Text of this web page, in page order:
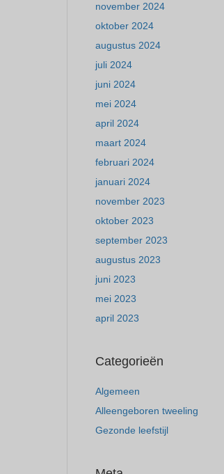
november 2024
oktober 2024
augustus 2024
juli 2024
juni 2024
mei 2024
april 2024
maart 2024
februari 2024
januari 2024
november 2023
oktober 2023
september 2023
augustus 2023
juni 2023
mei 2023
april 2023
Categorieën
Algemeen
Alleengeboren tweeling
Gezonde leefstijl